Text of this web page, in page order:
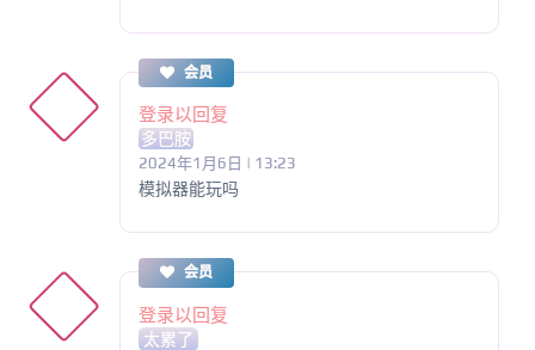
会员
登录以回复
多巴胺
2024年1月6日 | 13:23
模拟器能玩吗
会员
登录以回复
太累了